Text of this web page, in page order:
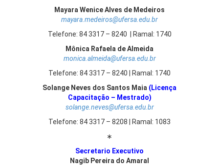
Mayara Wenice Alves de Medeiros
mayara.medeiros@ufersa.edu.br
Telefone: 84 3317 – 8240 | Ramal: 1740
Mônica Rafaela de Almeida
monica.almeida@ufersa.edu.br
Telefone: 84 3317 – 8240 | Ramal: 1740
Solange Neves dos Santos Maia (Licença
Capacitação – Mestrado)
solange.neves@ufersa.edu.br
Telefone: 84 3317 – 8208 | Ramal: 1083
∗
Secretario Executivo
Nagib Pereira do Amaral